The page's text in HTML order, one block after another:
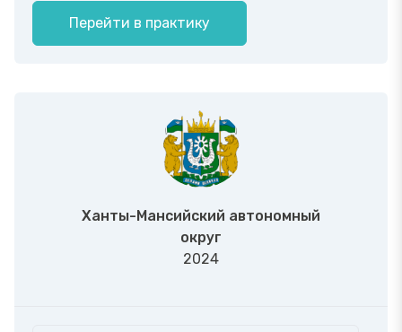
Перейти в практику
Ханты-Мансийский автономный
округ
2024